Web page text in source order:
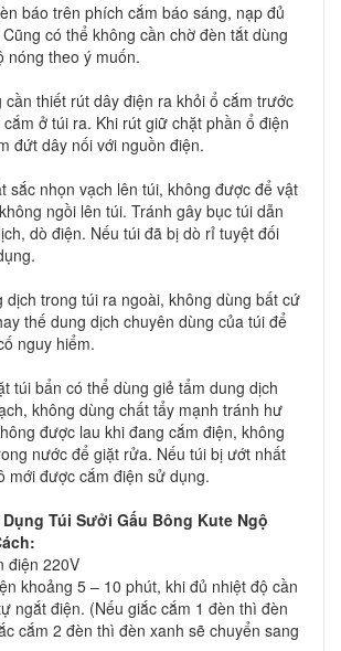
báo trên phích cắm báo sáng, nạp đủ
có thể không cần chờ đèn tắt dùng
nóng theo ý muốn.
cần thiết rút dây điện ra khỏi ổ cắm trước
ở túi ra. Khi rút giữ chặt phần ổ điện
đứt dây nối với nguồn điện.
sắc nhọn vạch lên túi, không được để vật
ngồi lên túi. Tránh gây bục túi dẫn
dò điện. Nếu túi đã bị dò rỉ tuyệt đối
dịch trong túi ra ngoài, không dùng bất cứ
thế dung dịch chuyên dùng của túi để
nguy hiểm.
túi bẩn có thể dùng giẻ tẩm dung dịch
không dùng chất tẩy mạnh tránh hư
được lau khi đang cắm điện, không
nước để giặt rửa. Nếu túi bị ướt nhất
mới được cắm điện sử dụng.
Túi Sưởi Gấu Bông Kute Ngộ
điện 220V
khoảng 5 – 10 phút, khi đủ nhiệt độ cần
ngắt điện. (Nếu giắc cắm 1 đèn thì đèn
cắm 2 đèn thì đèn xanh sẽ chuyển sang